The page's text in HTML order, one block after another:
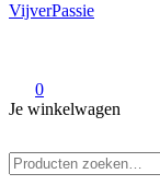
VijverPassie
0
Je winkelwagen
naar: